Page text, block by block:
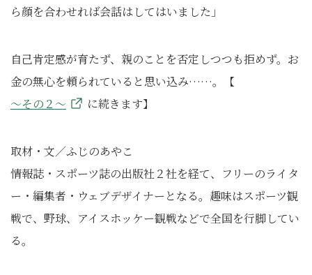
ら顔を合わせれば会話はしてはいました」
自己肯定感が育たず、親のことを否定しつつも拒めず。お
金の無心を頼られていると思い込み……。【
～その２～
に続きます】
取材・文／ふじのあやこ
情報誌・スポーツ誌の出版社２社を経て、フリーのライタ
ー・編集者・ウェブデザイナーとなる。趣味はスポーツ観
戦で、野球、アイスホッケー観戦などで全国を行脚してい
る。